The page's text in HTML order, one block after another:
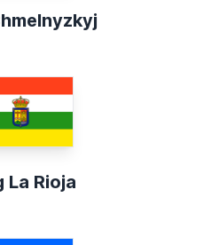
La Rioja